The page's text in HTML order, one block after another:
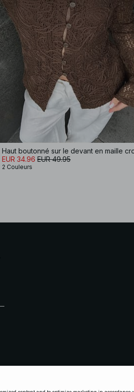
EUR 34.96 EUR 49.95
2 Couleurs